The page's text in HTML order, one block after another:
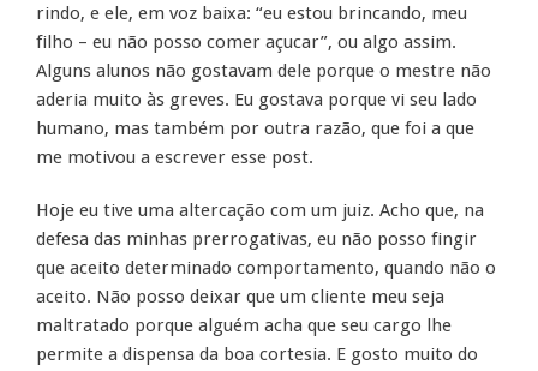
rindo, e ele, em voz baixa: “eu estou brincando, meu
filho – eu não posso comer açucar”, ou algo assim.
Alguns alunos não gostavam dele porque o mestre não
aderia muito às greves. Eu gostava porque vi seu lado
humano, mas também por outra razão, que foi a que
me motivou a escrever esse post.
Hoje eu tive uma altercação com um juiz. Acho que, na
defesa das minhas prerrogativas, eu não posso fingir
que aceito determinado comportamento, quando não o
aceito. Não posso deixar que um cliente meu seja
maltratado porque alguém acha que seu cargo lhe
permite a dispensa da boa cortesia. E gosto muito do